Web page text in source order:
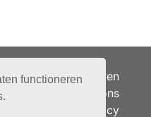
functionerenAdverteren
Over ons
Je privacy